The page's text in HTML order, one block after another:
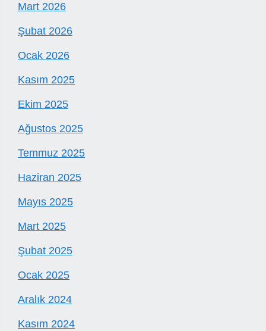
Mart 2026
Şubat 2026
Ocak 2026
Kasım 2025
Ekim 2025
Ağustos 2025
Temmuz 2025
Haziran 2025
Mayıs 2025
Mart 2025
Şubat 2025
Ocak 2025
Aralık 2024
Kasım 2024